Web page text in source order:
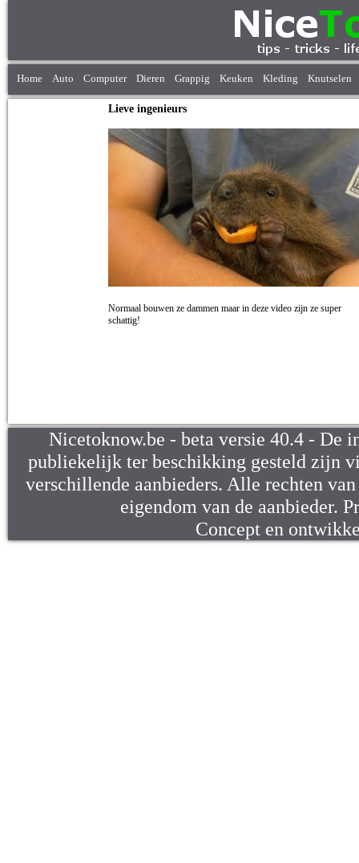
Home Auto Computer Dieren Grappig Keuken Kleding Knutselen
Lieve ingenieurs
Normaal bouwen ze dammen maar in deze video zijn ze super
schattig!
Nicetoknow.be - beta versie 40.4 - De
publiekelijk ter beschikking gesteld zijn
verschillende aanbieders. Alle rechten
eigendom van de aanbieder.
Concept en